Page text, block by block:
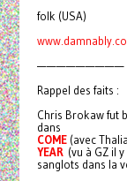
folk (USA)
—————————
Rappel des faits :
Chris Brokaw fut
dans
COME (avec
YEAR (vu à GZ il
sanglots dans la